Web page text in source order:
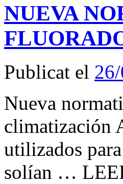
NUEVA
Publicat el
Nueva
climatización
utilizados
solían …